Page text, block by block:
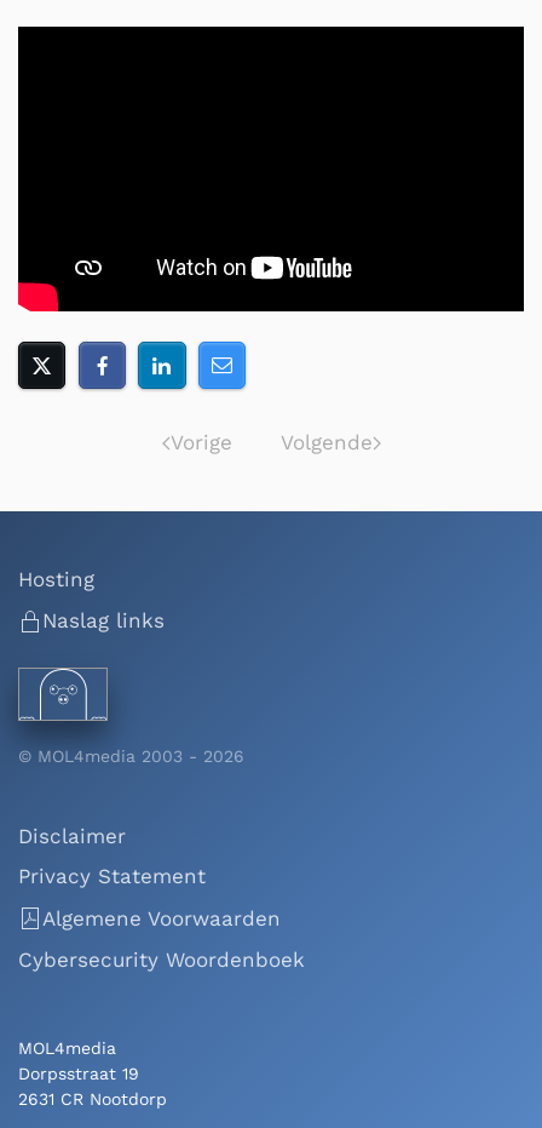
Vorige Volgende
Hosting
Naslag links
© MOL4media 2003 - 2026
Disclaimer
Privacy Statement
Algemene Voorwaarden
Cybersecurity Woordenboek
MOL4media
Dorpsstraat 19
2631 CR Nootdorp